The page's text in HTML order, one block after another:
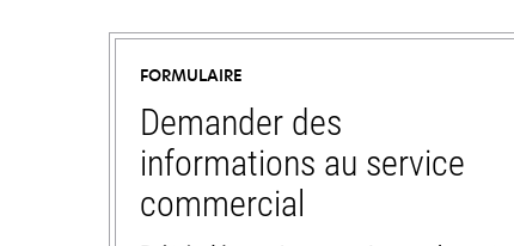
FORMULAIRE
Demander des
informations au service
commercial